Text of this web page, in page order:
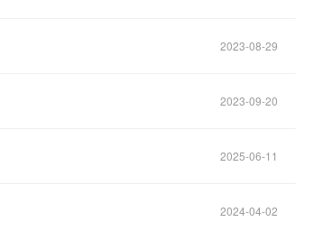
2023-08-29
2023-09-20
2025-06-11
2024-04-02